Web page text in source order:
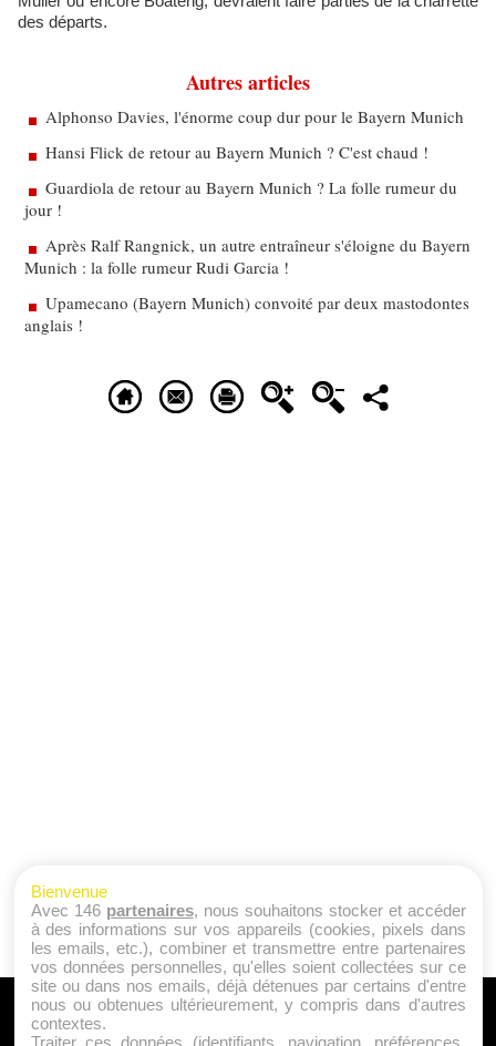
des départs.
Autres articles
Alphonso Davies, l'énorme coup dur pour le Bayern Munich
Hansi Flick de retour au Bayern Munich ? C'est chaud !
Guardiola de retour au Bayern Munich ? La folle rumeur du
jour !
Après Ralf Rangnick, un autre entraîneur s'éloigne du Bayern
Munich : la folle rumeur Rudi Garcia !
Upamecano (Bayern Munich) convoité par deux mastodontes
anglais !
A PROPOS
Bienvenue
Avec 146 partenaires, nous souhaitons stocker et accéder
à des informations sur vos appareils (cookies, pixels dans
les emails, etc.), combiner et transmettre entre partenaires
vos données personnelles, qu'elles soient collectées sur ce
site ou dans nos emails, déjà détenues par certains d'entre
nous ou obtenues ultérieurement, y compris dans d'autres
contextes.
Traiter ces données (identifiants, navigation, préférences,